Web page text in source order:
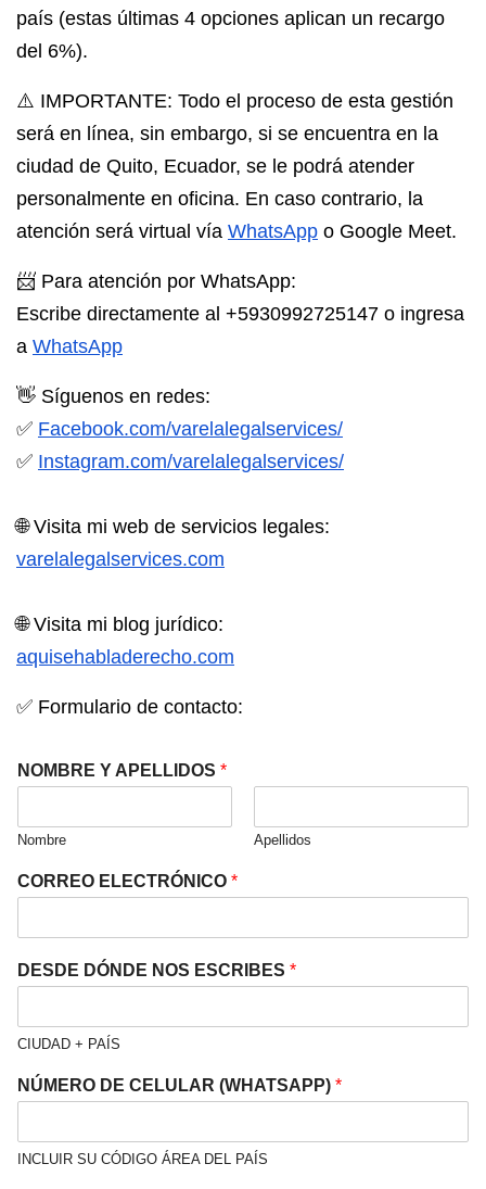
país (estas últimas 4 opciones aplican un recargo
del 6%).⁣
⚠️ IMPORTANTE: Todo el proceso de esta gestión
será en línea, sin embargo, si se encuentra en la
ciudad de Quito, Ecuador, se le podrá atender
personalmente en oficina. En caso contrario, la
atención será virtual vía WhatsApp o Google Meet.⁣
📨 Para atención por WhatsApp:
Escribe directamente al +5930992725147 o ingresa
a WhatsApp
👋 Síguenos en redes:
✅ Facebook.com/varelalegalservices/⁣
✅ Instagram.com/varelalegalservices/⁣
🌐 Visita mi web de servicios legales:⁣
varelalegalservices.com⁣
🌐 Visita mi blog jurídico:⁣
aquisehabladerecho.com
✅ Formulario de contacto:
NOMBRE Y APELLIDOS *
Nombre Apellidos
CORREO ELECTRÓNICO *
DESDE DÓNDE NOS ESCRIBES *
CIUDAD + PAÍS
NÚMERO DE CELULAR (WHATSAPP) *
INCLUIR SU CÓDIGO ÁREA DEL PAÍS